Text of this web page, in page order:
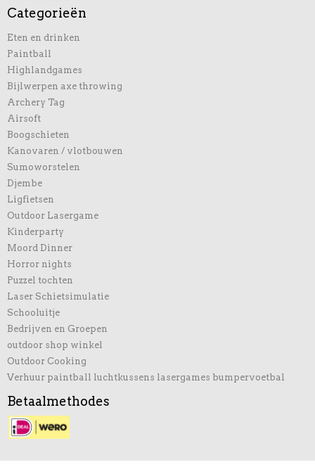
Categorieën
Eten en drinken
Paintball
Highlandgames
Bijlwerpen axe throwing
Archery Tag
Airsoft
Boogschieten
Kanovaren / vlotbouwen
Sumoworstelen
Djembe
Ligfietsen
Outdoor Lasergame
Kinderparty
Moord Dinner
Horror nights
Puzzel tochten
Laser Schietsimulatie
Schooluitje
Bedrijven en Groepen
outdoor shop winkel
Outdoor Cooking
Verhuur paintball luchtkussens lasergames bumpervoetbal
Betaalmethodes